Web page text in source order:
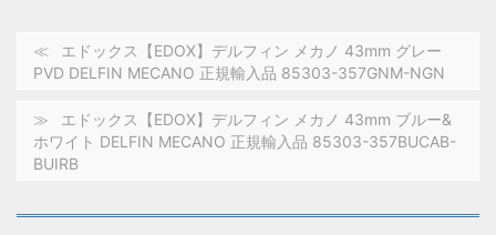
エドックス【EDOX】デルフィン メカノ 43mm グレー
PVD DELFIN MECANO 正規輸入品 85303-357GNM-NGN
エドックス【EDOX】デルフィン メカノ 43mm ブルー&
ホワイト DELFIN MECANO 正規輸入品 85303-357BUCAB-
BUIRB